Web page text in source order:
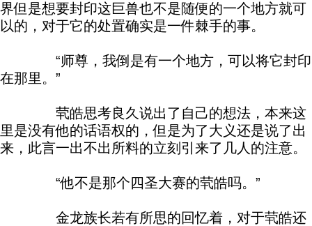
界但是想要封印这巨兽也不是随便的一个地方就可
以的，对于它的处置确实是一件棘手的事。
“师尊，我倒是有一个地方，可以将它封印
在那里。”
茕皓思考良久说出了自己的想法，本来这
里是没有他的话语权的，但是为了大义还是说了出
来，此言一出不出所料的立刻引来了几人的注意。
“他不是那个四圣大赛的茕皓吗。”
金龙族长若有所思的回忆着，对于茕皓还